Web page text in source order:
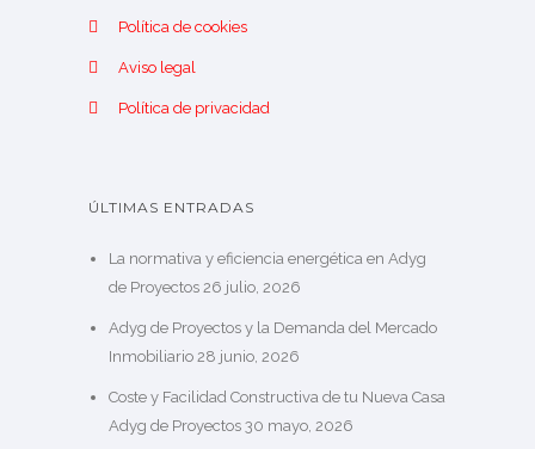
Política de cookies
Aviso legal
Política de privacidad
ÚLTIMAS ENTRADAS
La normativa y eficiencia energética en Adyg
de Proyectos 26 julio, 2026
Adyg de Proyectos y la Demanda del Mercado
Inmobiliario 28 junio, 2026
Coste y Facilidad Constructiva de tu Nueva Casa
Adyg de Proyectos 30 mayo, 2026